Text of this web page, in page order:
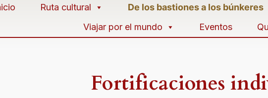
Ruta cultural De los bastiones a los búnkeres
Viajar por el mundo
Eventos
Fortificaciones